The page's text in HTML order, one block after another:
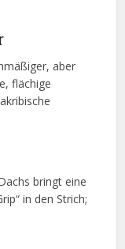
aber
flächige
bringt eine
in den Strich;